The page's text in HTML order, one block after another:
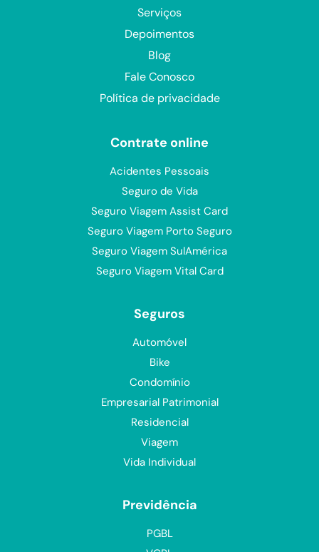
Serviços
Depoimentos
Blog
Fale Conosco
Política de privacidade
Contrate online
Acidentes Pessoais
Seguro de Vida
Seguro Viagem Assist Card
Seguro Viagem Porto Seguro
Seguro Viagem SulAmérica
Seguro Viagem Vital Card
Seguros
Automóvel
Bike
Condomínio
Empresarial Patrimonial
Residencial
Viagem
Vida Individual
Previdência
PGBL